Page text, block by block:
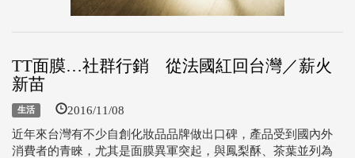
TT面膜…社群行銷 從法國紅回台灣／薪火
新苗
生活 2016/11/08
近年來台灣有不少自創化妝品品牌做出口碑，產品受到國內外
消費者的青睞，尤其是面膜異軍突起，與鳳梨酥、茶葉並列為